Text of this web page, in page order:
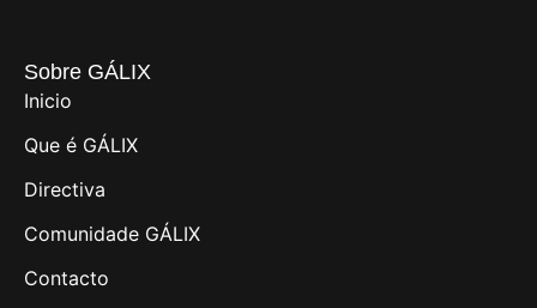
Sobre GÁLIX
Inicio
Que é GÁLIX
Directiva
Comunidade GÁLIX
Contacto